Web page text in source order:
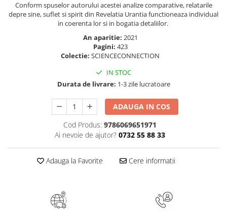
Starea de bine
Biografii, Memorii, Jurnale
Carti pentru Adolescenti, Young
Crime, Thriller, Mistery
Literatura Romana
Literatura Universala
Romane de dragoste, Carti
Conform spuselor autorului acestei analize comparative, relatarile
depre sine, suflet si spirit din Revelatia Urantia functioneaza individual
in coerenta lor si in bogatia detaliilor.
An aparitie: 2021
Pagini: 423
Colectie: SCIENCECONNECTION
IN STOC
Durata de livrare: 1-3 zile lucratoare
ADAUGA IN COS
Cod Produs: 9786069651971
Ai nevoie de ajutor? 0732 55 88 33
Adauga la Favorite Cere informatii